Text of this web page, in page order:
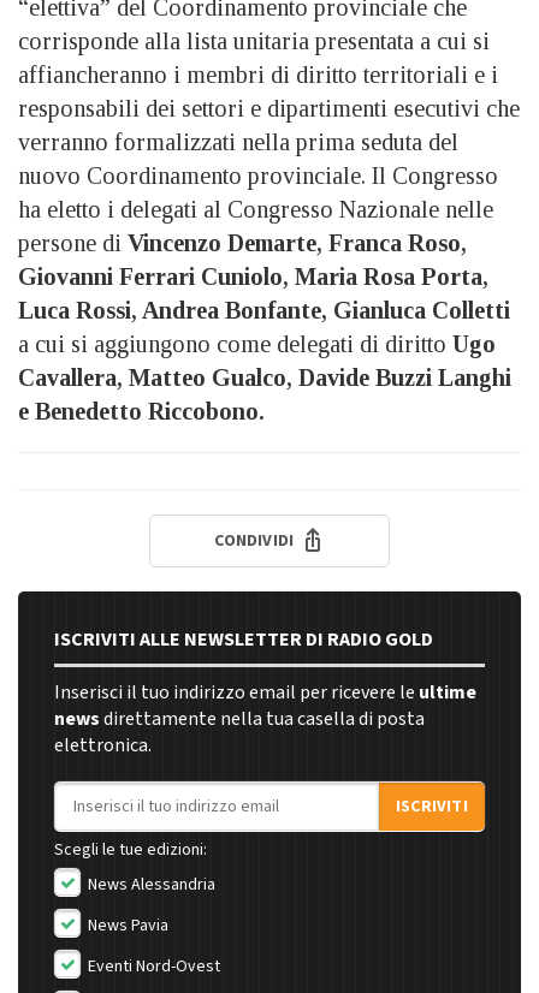
“elettiva” del Coordinamento provinciale che
corrisponde alla lista unitaria presentata a cui si
affiancheranno i membri di diritto territoriali e i
responsabili dei settori e dipartimenti esecutivi che
verranno formalizzati nella prima seduta del
nuovo Coordinamento provinciale. Il Congresso
ha eletto i delegati al Congresso Nazionale nelle
persone di Vincenzo Demarte, Franca Roso,
Giovanni Ferrari Cuniolo, Maria Rosa Porta,
Luca Rossi, Andrea Bonfante, Gianluca Colletti
a cui si aggiungono come delegati di diritto Ugo
Cavallera, Matteo Gualco, Davide Buzzi Langhi
e Benedetto Riccobono.
CONDIVIDI
ISCRIVITI ALLE NEWSLETTER DI RADIO GOLD
Inserisci il tuo indirizzo email per ricevere le ultime
newsdirettamente nella tua casella di posta
elettronica.
Indirizzo email
ISCRIVITI
Scegli le tue edizioni:
News Alessandria
News Pavia
Eventi Nord-Ovest